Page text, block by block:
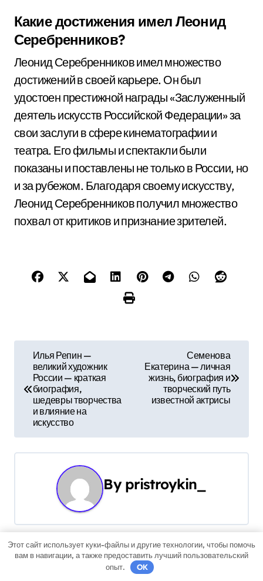
Какие достижения имел Леонид
Серебренников?
Леонид Серебренников имел множество
достижений в своей карьере. Он был
удостоен престижной награды «Заслуженный
деятель искусств Российской Федерации» за
свои заслуги в сфере кинематографии и
театра. Его фильмы и спектакли были
показаны и поставлены не только в России, но
и за рубежом. Благодаря своему искусству,
Леонид Серебренников получил множество
похвал от критиков и признание зрителей.
г
и
я
Илья Репин —
великий художник
России — краткая
биография,
шедевры творчества
и влияние на
искусство
Семенова
Екатерина — личная
жизнь, биография и
творческий путь
известной актрисы
By pristroykin_
Связанные записи
Этот сайт использует куки-файлы и другие технологии, чтобы помочь
вам в навигации, а также предоставить лучший пользовательский
опыт.
OK